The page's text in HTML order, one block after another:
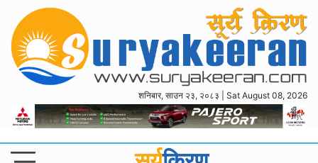
शनिबार, साउन २३, २०८३ | Sat August 08, 2026